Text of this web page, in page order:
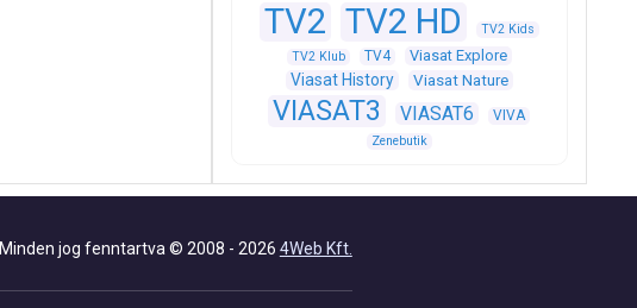
TV2 TV2 HD
TV2 Kids
TV2 Klub
TV4 Viasat Explore
Viasat History Viasat Nature
VIASAT3 VIASAT6 VIVA
Zenebutik
Minden jog fenntartva © 2008 - 2026 4Web Kft.